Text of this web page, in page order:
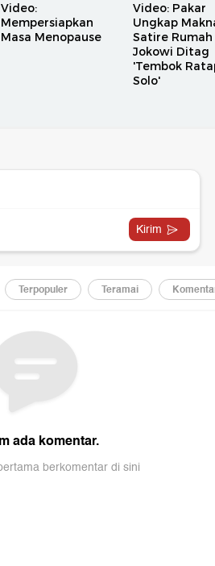
Video:
Mempersiapkan
Masa Menopause
Video: Pakar
Ungkap
Satire Rumah
Jokowi Ditag
'Tembok
Solo'